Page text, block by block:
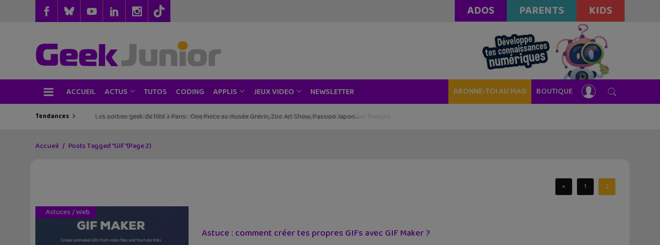
ADOS PARENTS KIDS
ACCUEIL ACTUS TUTOS CODING APPLIS JEUX VIDEO NEWSLETTER ABONNE-TOI AU MAG BOUTIQUE
Tendances Les sorties geek de l’été à Paris : One Piece au musée Grévin, Zoo Art Show, Passion Japon…
Accueil Posts Tagged "GIF"(Page 2)
« 1 2
Astuces/Web
Astuce : comment créer tes propres GIFs avec GIF Maker ?